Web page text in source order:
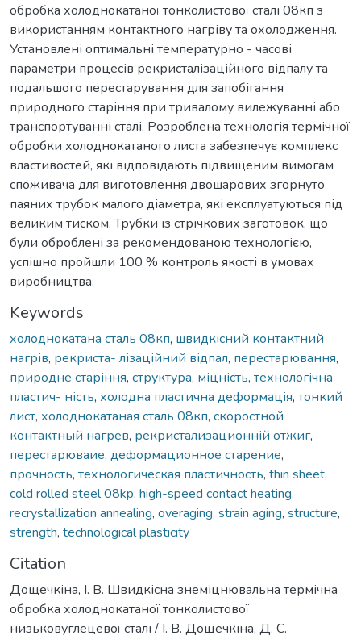
обробка холоднокатаної тонколистової сталі 08кп з
використанням контактного нагріву та охолодження.
Установлені оптимальні температурно - часові
параметри процесів рекристалізаційного відпалу та
подальшого перестарування для запобігання
природного старіння при тривалому вилежуванні або
транспортуванні сталі. Розроблена технологія термічної
обробки холоднокатаного листа забезпечує комплекс
властивостей, які відповідають підвищеним вимогам
споживача для виготовлення двошарових згорнуто
паяних трубок малого діаметра, які експлуатуються під
великим тиском. Трубки із стрічкових заготовок, що
були оброблені за рекомендованою технологією,
успішно пройшли 100 % контроль якості в умовах
виробництва.
Keywords
холоднокатана сталь 08кп, швидкісний контактний
нагрів, рекриста- лізаційний відпал, перестарювання,
природне старіння, структура, міцність, технологічна
пластич- ність, холодна пластична деформація, тонкий
лист, холоднокатаная сталь 08кп, скоростной
контактный нагрев, рекристализационній отжиг,
перестарюваие, деформационное старение,
прочность, технологическая пластичность, thin sheet,
cold rolled steel 08kp, high-speed contact heating,
recrystallization annealing, overaging, strain aging, structure,
strength, technological plasticity
Citation
Дощечкіна, І. В. Швидкісна знеміцнювальна термічна
обробка холоднокатаної тонколистової
низьковуглецевої сталі / І. В. Дощечкіна, Д. С.